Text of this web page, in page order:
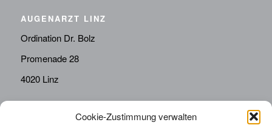
Cookie-Zustimmung verwalten
AUGENARZT LINZ
Ordination Dr. Bolz
Promenade 28
4020 Linz